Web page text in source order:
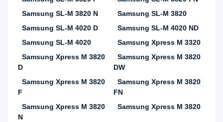
Samsung SL-M 3820 N
Samsung SL-M 3820
Samsung SL-M 4020 D
Samsung SL-M 4020 ND
Samsung SL-M 4020
Samsung Xpress M 3320
Samsung Xpress M 3820
D
Samsung Xpress M 3820
DW
Samsung Xpress M 3820
F
Samsung Xpress M 3820
FN
Samsung Xpress M 3820
N
Samsung Xpress M 3820